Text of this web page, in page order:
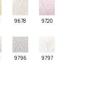
9678 9720
9796 9797